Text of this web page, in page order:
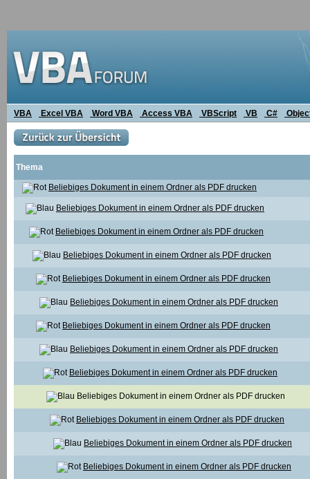
VBA Excel VBA Word VBA Access VBA VBScript VB C#
Thema
Beliebiges Dokument in einem Ordner als PDF drucken
Beliebiges Dokument in einem Ordner als PDF drucken
Beliebiges Dokument in einem Ordner als PDF drucken
Beliebiges Dokument in einem Ordner als PDF drucken
Beliebiges Dokument in einem Ordner als PDF drucken
Beliebiges Dokument in einem Ordner als PDF drucken
Beliebiges Dokument in einem Ordner als PDF drucken
Beliebiges Dokument in einem Ordner als PDF drucken
Beliebiges Dokument in einem Ordner als PDF drucken
Beliebiges Dokument in einem Ordner als PDF drucken
Beliebiges Dokument in einem Ordner als PDF drucken
Beliebiges Dokument in einem Ordner als PDF drucken
Beliebiges Dokument in einem Ordner als PDF drucken